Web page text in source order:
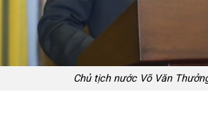
Chủ tịch nước Võ Văn